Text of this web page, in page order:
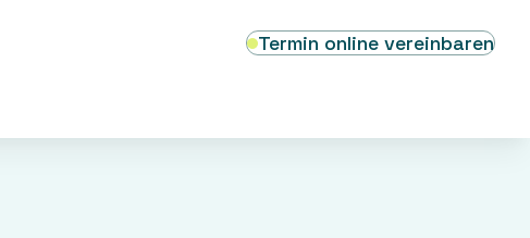
Termin online vereinbaren